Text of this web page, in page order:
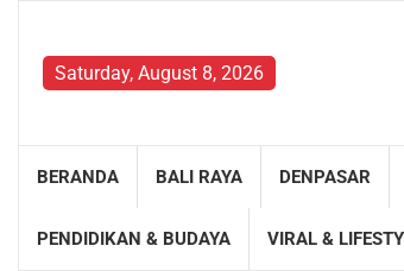
contentSaturday, August 8, 2026
BERANDA BALI RAYA DENPASAR
PENDIDIKAN & BUDAYA VIRAL &